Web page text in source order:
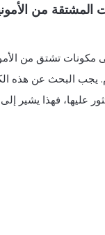
من الأمونيا
مكونات تشتق من
يجب البحث عن هذه
عليها، فهذا يشير